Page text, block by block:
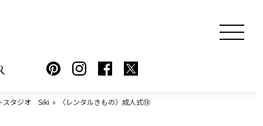
スタジオ Siki 〈レンタルきもの〉成人式⑩